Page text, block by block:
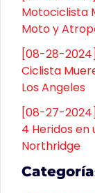
Motociclista
Moto y
[08-28-
Ciclista
Los Angeles
[08-27-
4 Heridos en
Northridge